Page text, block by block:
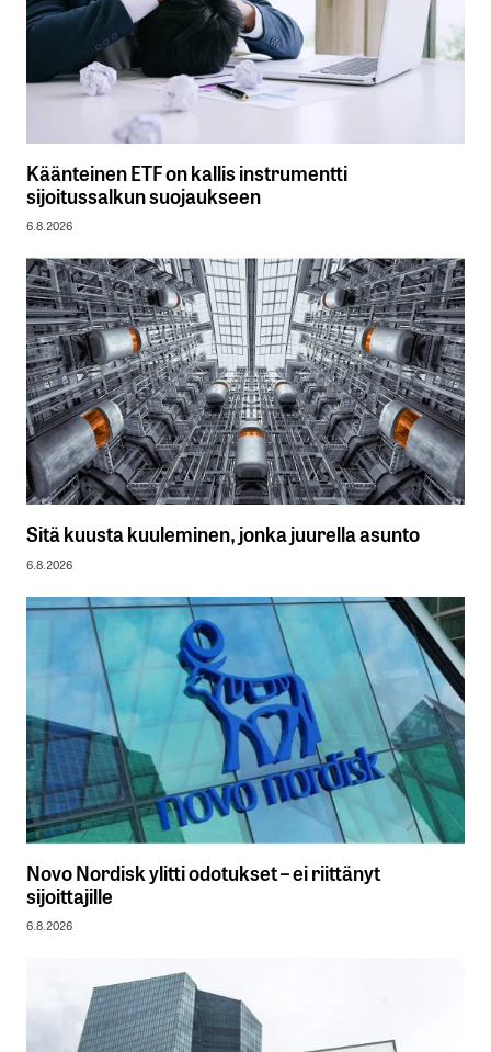
Käänteinen ETF on kallis instrumentti
sijoitussalkun suojaukseen
6.8.2026
Sitä kuusta kuuleminen, jonka juurella asunto
6.8.2026
Novo Nordisk ylitti odotukset – ei riittänyt
sijoittajille
6.8.2026